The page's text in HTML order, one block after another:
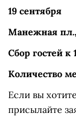
19 сентября
Манежная
Сбор гостей к
Количество
Если вы
присылайте